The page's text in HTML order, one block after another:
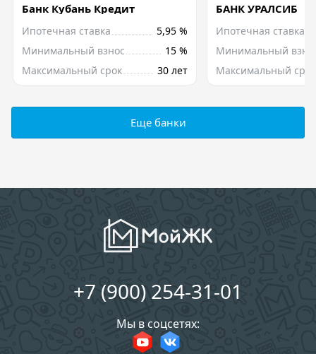
Банк Кубань Кредит
Ипотечная ставка
5,95 %
Минимальный взнос
15 %
Максимальный срок
30 лет
БАНК УРАЛСИБ
Ипотечная ставка
Минимальный
Максимальный срок
Еще банки
+7 (900) 254-31-01
Мы в соцсетях: